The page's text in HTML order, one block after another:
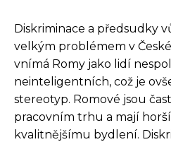
Diskriminace a předsudky
velkým problémem v
vnímá Romy jako lidí
neinteligentních, což je
stereotyp. Romové jsou
pracovním trhu a mají
kvalitnějšímu bydlení.